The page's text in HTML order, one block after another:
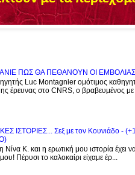
ΠΩΣ ΘΑ ΠΕΘΑΝΟΥΝ ΟΙ
Luc Montagnier ομότιμος
έρευνας στο CNRS, o βραβευμένος
ΙΣΤΟΡΙΕΣ... Σεξ με τον Kουνιάδο
η Νίνα Κ. και η ερωτική μου ιστορία
Πέρυσι το καλοκαίρι είχαμε έρ...